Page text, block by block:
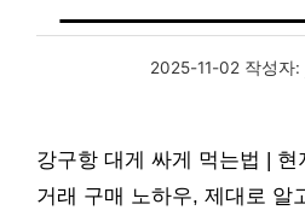
2025-11-02 작성자:
강구항 대게 싸게 먹는법 |
거래 구매 노하우, 제대로 알